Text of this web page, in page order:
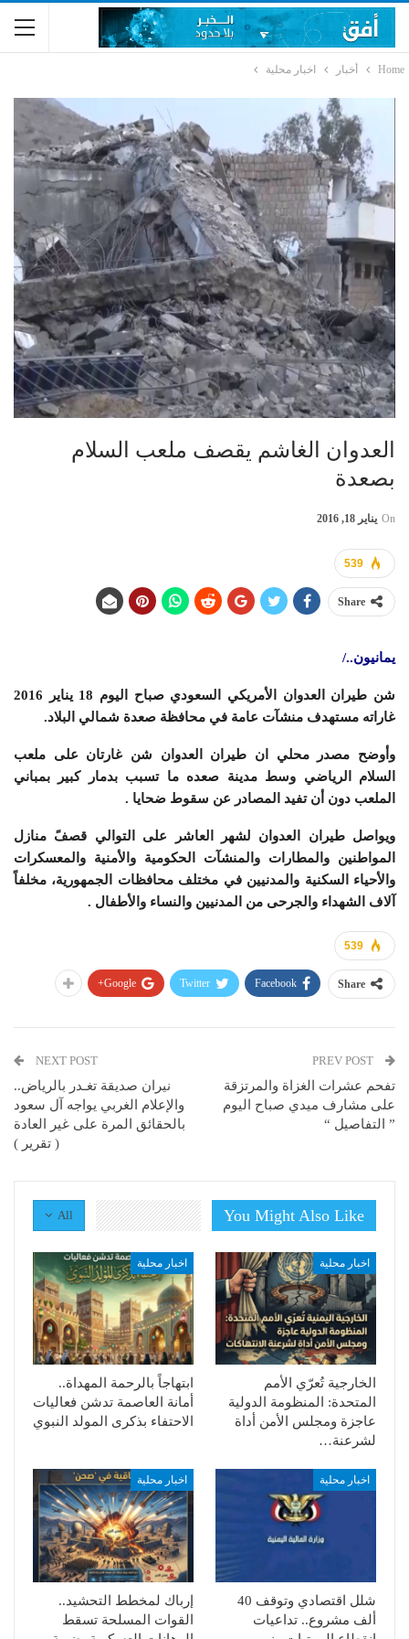
Home أخبار اخبار محلية
العدوان الغاشم يقصف ملعب السلام
بصعدة
On يناير 18, 2016
539
Share
يمانيون../
شن طيران العدوان الأمريكي السعودي صباح اليوم 18 يناير 2016
غاراته مستهدف منشآت عامة في محافظة صعدة شمالي البلاد.
وأوضح مصدر محلي ان طيران العدوان شن غارتان على ملعب
السلام الرياضي وسط مدينة صعده ما تسبب بدمار كبير بمباني
الملعب دون أن تفيد المصادر عن سقوط ضحايا .
ويواصل طيران العدوان لشهر العاشر على التوالي قصفً منازل
المواطنين والمطارات والمنشآت الحكومية والأمنية والمعسكرات
والأحياء السكنية والمدنيين في مختلف محافظات الجمهورية، مخلفاً
آلاف الشهداء والجرحى من المدنيين والنساء والأطفال .
539
Share
Facebook
Twitter
Google+
تفحم عشرات الغزاة والمرتزقة
على مشارف ميدي صباح اليوم
” التفاصيل “
NEXT POST
نيران صديقة تغـدر بالرياض..
والإعلام الغربي يواجه آل سعود
بالحقائق المرة على غير العادة
( تقرير )
All You Might Also Like
اخبار محلية
الخارجية تُعرّي الأمم
المتحدة: المنظومة الدولية
عاجزة ومجلس الأمن أداة
لشرعنة…
اخبار محلية
ابتهاجاً بالرحمة المهداة..
أمانة العاصمة تدشن فعاليات
الاحتفاء بذكرى المولد النبوي
اخبار محلية
شلل اقتصادي وتوقف 40
ألف مشروع.. تداعيات
اخبار محلية
إرباك لمخطط التحشيد..
القوات المسلحة تسقط